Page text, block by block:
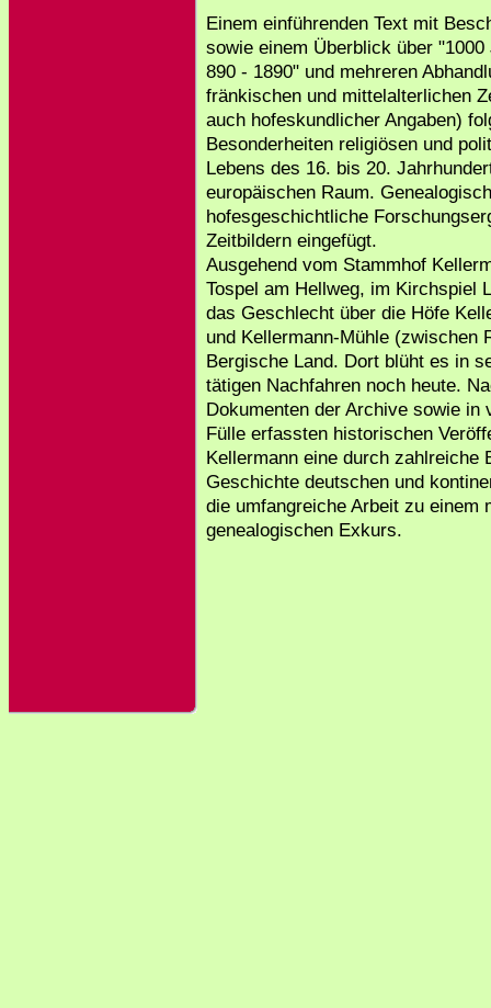
Einem einführenden Text mit
sowie einem Überblick über
890 - 1890" und mehreren
fränkischen und mittelalterlichen
auch hofeskundlicher Angaben)
Besonderheiten religiösen und
Lebens des 16. bis 20.
europäischen Raum.
hofesgeschichtliche
Zeitbildern eingefügt.
Ausgehend vom Stammhof
Tospel am Hellweg, im Kirchspiel
das Geschlecht über die Höfe
und Kellermann-Mühle (zwischen
Bergische Land. Dort blüht es in
tätigen Nachfahren noch heute.
Dokumenten der Archive sowie
Fülle erfassten historischen
Kellermann eine durch zahlreiche
Geschichte deutschen und
die umfangreiche Arbeit zu einem
genealogischen Exkurs.